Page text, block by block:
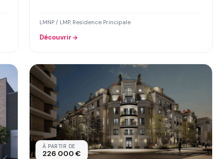
LMNP / LMP, Residence Principale
Découvrir
À PARTIR DE
226 000 €